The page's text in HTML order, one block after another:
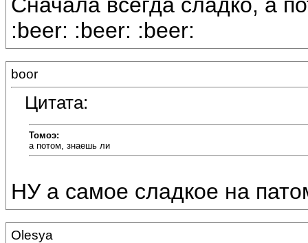
Сначала всегда сладко, а
:beer: :beer: :beer:
boor
Цитата:
Томоэ:
а потом, знаешь ли
НУ а самое сладкое на
Olesya